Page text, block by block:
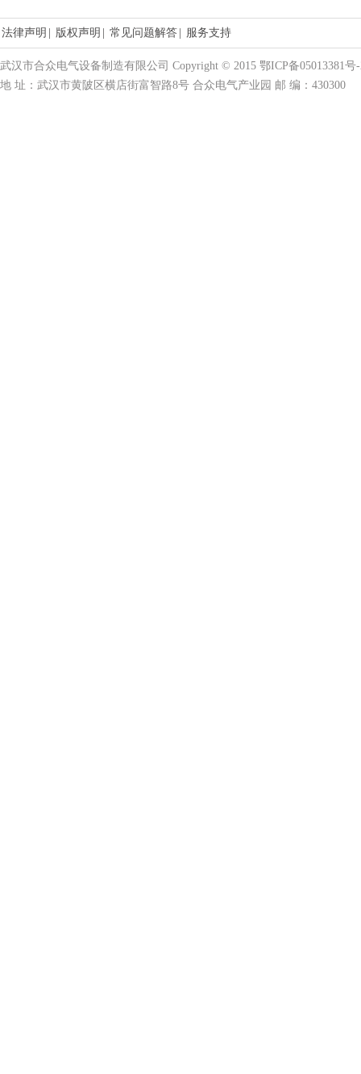
法律声明 版权声明 常见问题解答 服务支持
武汉市合众电气设备制造有限公司 Copyright © 2015 鄂ICP备05013381号
地 址：武汉市黄陂区横店街富智路8号 合众电气产业园 邮 编：430300